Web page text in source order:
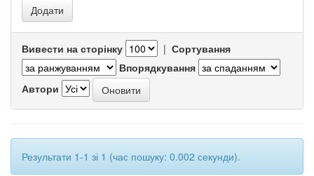
Вивести на сторінку | Сортування
Впорядкування
Автори
Результати 1-1 зі 1 (час пошуку: 0.002 секунди).